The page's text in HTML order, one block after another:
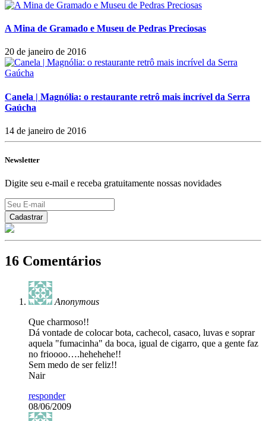
A Mina de Gramado e Museu de Pedras Preciosas
20 de janeiro de 2016
Canela | Magnólia: o restaurante retrô mais incrível da Serra
Gaúcha
14 de janeiro de 2016
Newsletter
Digite seu e-mail e receba gratuitamente nossas novidades
16 Comentários
Anonymous
Que charmoso!!
Dá vontade de colocar bota, cachecol, casaco, luvas e soprar
aquela "fumacinha" da boca, igual de cigarro, que a gente faz
no frioooo….hehehehe!!
Sem medo de ser feliz!!
Nair
responder
08/06/2009